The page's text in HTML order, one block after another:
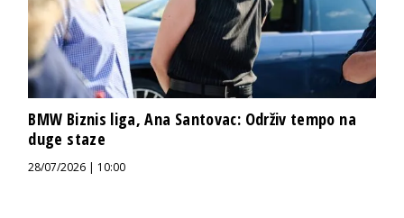
BMW Biznis liga, Ana Santovac: Održiv tempo na
duge staze
28/07/2026 | 10:00